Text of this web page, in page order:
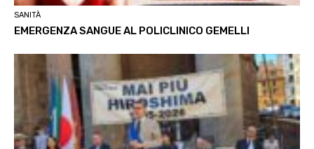
SANITÀ
EMERGENZA SANGUE AL POLICLINICO GEMELLI